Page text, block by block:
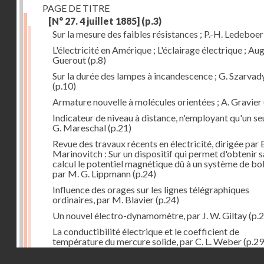
PAGE DE TITRE
[N° 27. 4 juillet 1885] (p.3)
Sur la mesure des faibles résistances ; P.-H. Ledeboer
L'électricité en Amérique ; L'éclairage électrique ;
Guerout(p.8)
Sur la durée des lampes à incandescence ; G.
(p.10)
Armature nouvelle à molécules orientées ; A. Gravier
Indicateur de niveau à distance, n'employant qu'un
G. Mareschal(p.21)
Revue des travaux récents en électricité, dirigée par
Marinovitch : Sur un dispositif qui permet d'obtenir
calcul le potentiel magnétique dû à un système de
par M. G. Lippmann(p.24)
Influence des orages sur les lignes télégraphiques
ordinaires, par M. Blavier(p.24)
Un nouvel électro-dynamomètre, par J. W. Giltay
La conductibilité électrique et le coefficient de
température du mercure solide, par C. L. Weber